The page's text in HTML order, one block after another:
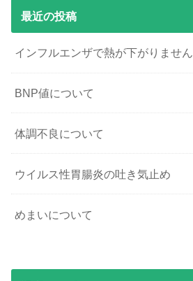
最近の投稿
インフルエンザで熱が下がりません
BNP値について
体調不良について
ウイルス性胃腸炎の吐き気止め
めまいについて